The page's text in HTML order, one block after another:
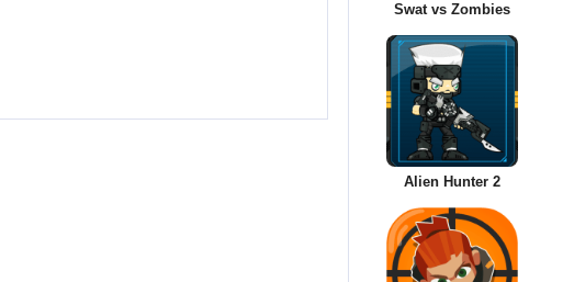
Swat vs Zombies
Alien Hunter 2